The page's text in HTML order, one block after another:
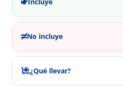
No incluye
¿Qué llevar?